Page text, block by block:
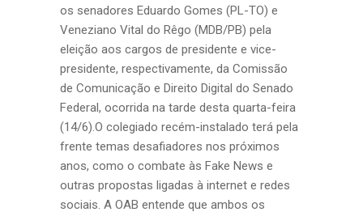
os senadores Eduardo Gomes (PL-TO) e
Veneziano Vital do Rêgo (MDB/PB) pela
eleição aos cargos de presidente e vice-
presidente, respectivamente, da Comissão
de Comunicação e Direito Digital do Senado
Federal, ocorrida na tarde desta quarta-feira
(14/6).O colegiado recém-instalado terá pela
frente temas desafiadores nos próximos
anos, como o combate às Fake News e
outras propostas ligadas à internet e redes
sociais. A OAB entende que ambos os